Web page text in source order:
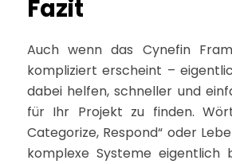
Fazit
Auch wenn das Cynefin
kompliziert erscheint –
dabei helfen, schneller und
für Ihr Projekt zu finden.
Categorize, Respond“ oder
komplexe Systeme eigentlich